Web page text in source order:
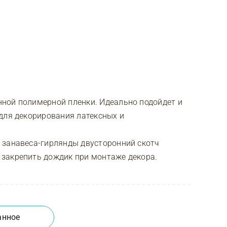
полимерной пленки. Идеально подойдет и
декорирования латексных и
гирлянды двусторонний скотч
дождик при монтаже декора.